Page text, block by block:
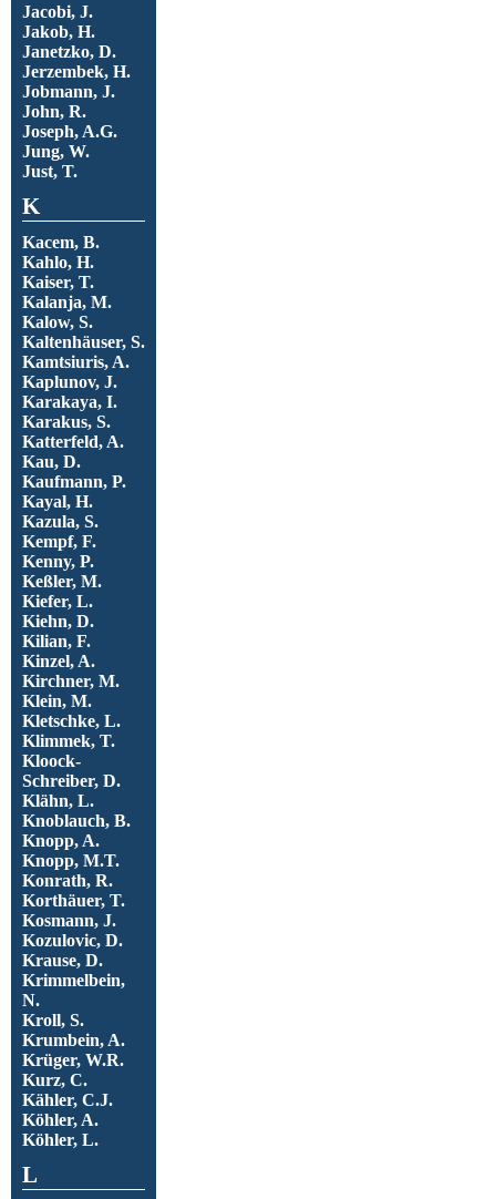
Jacobi, J.
Jakob, H.
Janetzko, D.
Jerzembek, H.
Jobmann, J.
John, R.
Joseph, A.G.
Jung, W.
Just, T.
K
Kacem, B.
Kahlo, H.
Kaiser, T.
Kalanja, M.
Kalow, S.
Kaltenhäuser, S.
Kamtsiuris, A.
Kaplunov, J.
Karakaya, I.
Karakus, S.
Katterfeld, A.
Kau, D.
Kaufmann, P.
Kayal, H.
Kazula, S.
Kempf, F.
Kenny, P.
Keßler, M.
Kiefer, L.
Kiehn, D.
Kilian, F.
Kinzel, A.
Kirchner, M.
Klein, M.
Kletschke, L.
Klimmek, T.
Kloock-
Schreiber, D.
Klähn, L.
Knoblauch, B.
Knopp, A.
Knopp, M.T.
Konrath, R.
Korthäuer, T.
Kosmann, J.
Kozulovic, D.
Krause, D.
Krimmelbein,
N.
Kroll, S.
Krumbein, A.
Krüger, W.R.
Kurz, C.
Kähler, C.J.
Köhler, A.
Köhler, L.
L